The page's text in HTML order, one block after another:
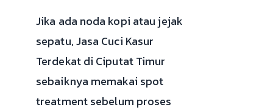
Jika ada noda kopi atau jejak
sepatu, Jasa Cuci Kasur
Terdekat di Ciputat Timur
sebaiknya memakai spot
treatment sebelum proses